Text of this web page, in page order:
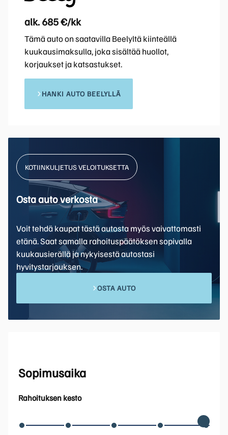
Sopimusaika
Rahoituksen kesto
alk. 685 €/kk
Tämä auto on saatavilla Beelyltä kiinteällä
kuukausimaksulla, joka sisältää huollot,
korjaukset ja katsastukset.
HANKI AUTO BEELYLLÄ
KOTIINKULJETUS VELOITUKSETTA
Osta auto verkosta
Voit tehdä kaupat tästä autosta myös vaivattomasti
etänä. Saat samalla rahoituspäätöksen sopivalla
kuukausierällä ja nykyisestä autostasi
hyvitystarjouksen.
OSTA AUTO